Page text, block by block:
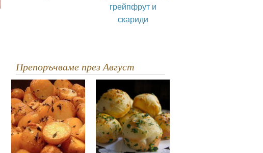
грейпфрут и
скариди
Препоръчваме през Август